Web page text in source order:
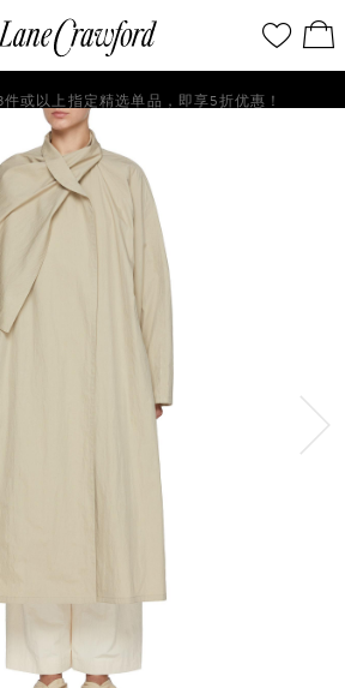
探
时
尚
世
界
的
愿
望
单
看
／
修
购
或以上指定精选单品，即享5折优惠！